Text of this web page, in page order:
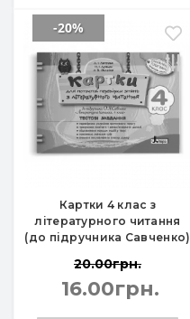
Картки 4 клас з
літературного читання
(до підручника Савченко)
-20%
20.00грн.
16.00грн.